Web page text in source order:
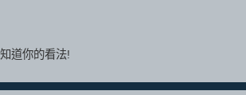
道你的看法!